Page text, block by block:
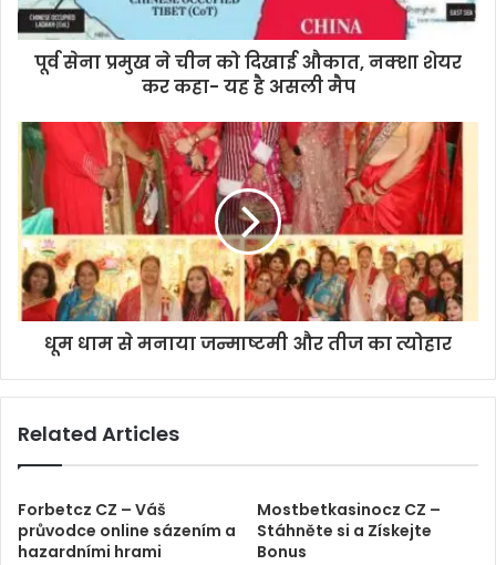
a
d
s
पूर्व सेना प्रमुख ने चीन को द‍िखाई औकात, नक्‍शा शेयर
कर कहा- यह है असली मैप
धूम धाम से मनाया जन्माष्टमी और तीज का त्योहार
Related Articles
Forbetcz CZ – Váš
průvodce online sázením a
hazardními hrami
Mostbetkasinocz CZ –
Stáhněte si a Získejte
Bonus